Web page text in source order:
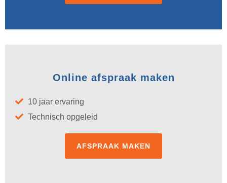
Online afspraak maken
10 jaar ervaring
Technisch opgeleid
AFSPRAAK MAKEN